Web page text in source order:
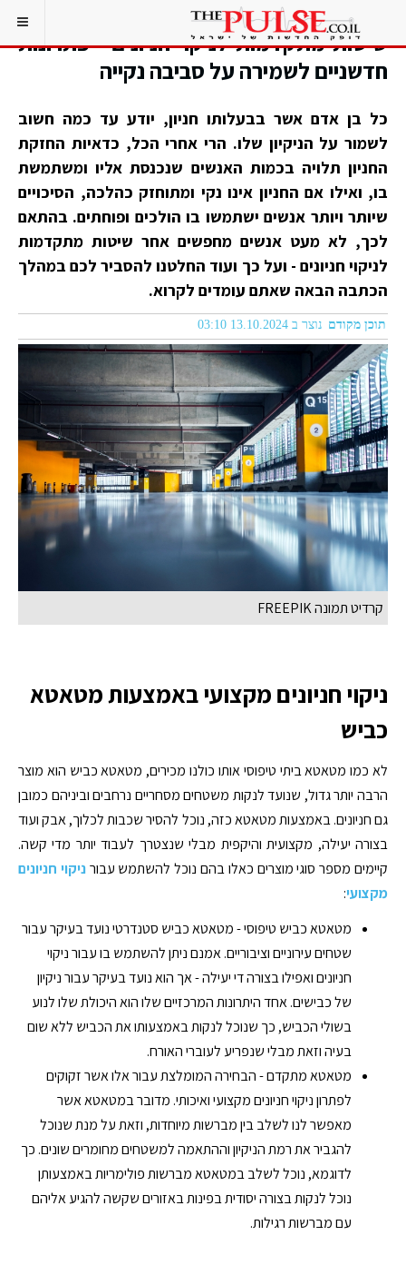
שיטות מתקדמות לניקוי חניונים - פתרונות
חדשניים לשמירה על סביבה נקייה
כל בן אדם אשר בבעלותו חניון, יודע עד כמה חשוב
לשמור על הניקיון שלו. הרי אחרי הכל, כדאיות החזקת
החניון תלויה בכמות האנשים שנכנסת אליו ומשתמשת
בו, ואילו אם החניון אינו נקי ומתוחזק כהלכה, הסיכויים
שיותר ויותר אנשים ישתמשו בו הולכים ופוחתים. בהתאם
לכך, לא מעט אנשים מחפשים אחר שיטות מתקדמות
לניקוי חניונים - ועל כך ועוד החלטנו להסביר לכם במהלך
הכתבה הבאה שאתם עומדים לקרוא.
תוכן מקודם נוצר ב 13.10.2024 03:10
קרדיט תמונה FREEPIK
ניקוי חניונים מקצועי באמצעות מטאטא
כביש
לא כמו מטאטא ביתי טיפוסי אותו כולנו מכירים, מטאטא כביש הוא מוצר
הרבה יותר גדול, שנועד לנקות משטחים מסחריים נרחבים וביניהם כמובן
גם חניונים. באמצעות מטאטא כזה, נוכל להסיר שכבות לכלוך, אבק ועוד
בצורה יעילה, מקצועית והיקפית מבלי שנצטרך לעבוד יותר מדי קשה.
קיימים מספר סוגי מוצרים כאלו בהם נוכל להשתמש עבורניקוי חניונים
מקצועי:
מטאטא כביש טיפוסי - מטאטא כביש סטנדרטי נועד בעיקר עבור
שטחים עירוניים וציבוריים. אמנם ניתן להשתמש בו עבור ניקוי
חניונים ואפילו בצורה די יעילה - אך הוא נועד בעיקר עבור ניקיון
של כבישים. אחד היתרונות המרכזיים שלו הוא היכולת שלו לנוע
בשולי הכביש, כך שנוכל לנקות באמצעותו את הכביש ללא שום
בעיה וזאת מבלי שנפריע לעוברי האורח.
מטאטא מתקדם - הבחירה המומלצת עבור אלו אשר זקוקים
לפתרון ניקוי חניונים מקצועי ואיכותי. מדובר במטאטא אשר
מאפשר לנו לשלב בין מברשות מיוחדות, וזאת על מנת שנוכל
להגביר את רמת הניקיון וההתאמה למשטחים מחומרים שונים. כך
לדוגמא, נוכל לשלב במטאטא מברשות פולימריות באמצעותן
נוכל לנקות בצורה יסודית בפינות באזורים שקשה להגיע אליהם
עם מברשות רגילות.